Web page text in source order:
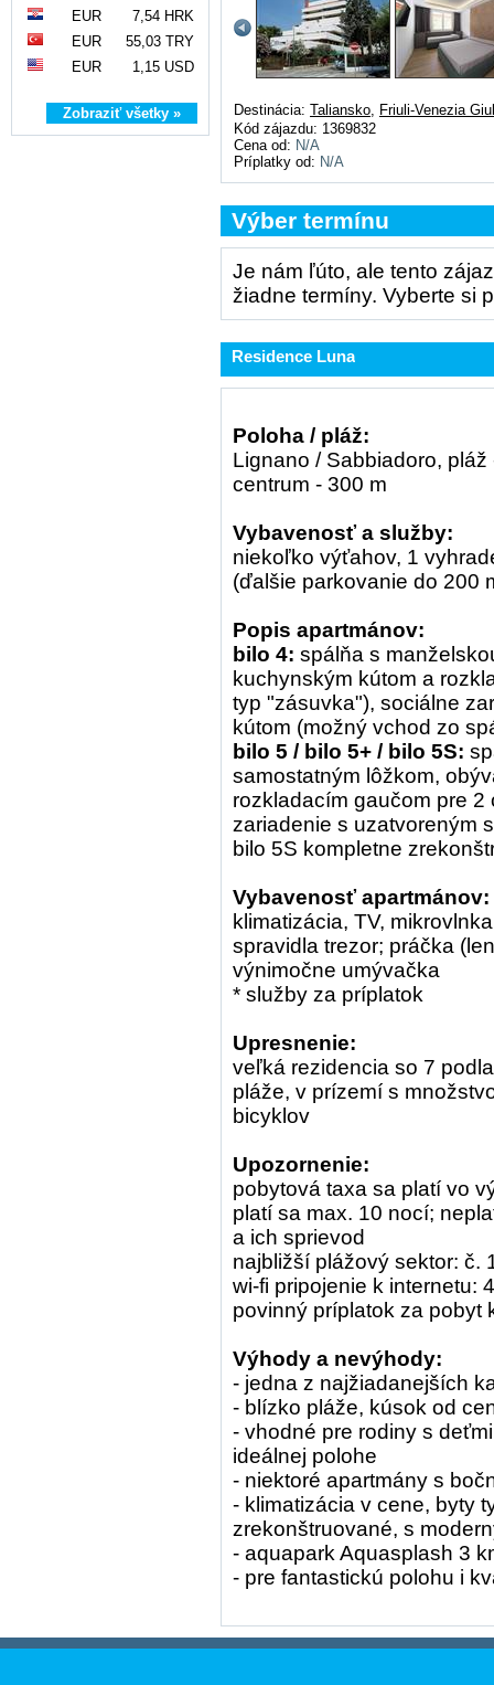
EUR
7,54 HRK
EUR
55,03 TRY
EUR
1,15 USD
Zobraziť všetky » Destinácia: Taliansko, Friuli-Venezia
Kód zájazdu: 1369832
Cena od: N/A
Príplatky od: N/A
Výber termínu
Je nám ľúto, ale tento
žiadne termíny. Vyberte si
Residence Luna
Poloha / pláž:
Lignano / Sabbiadoro, pláž
centrum - 300 m
Vybavenosť a služby:
niekoľko výťahov, 1
(ďalšie parkovanie do 200
Popis apartmánov:
bilo 4: spálňa s
kuchynským kútom a
typ "zásuvka"), sociálne
kútom (možný vchod zo
bilo 5 / bilo 5+ / bilo 5S:
samostatným lôžkom,
rozkladacím gaučom pre
zariadenie s uzatvoreným
bilo 5S kompletne
Vybavenosť apartmánov:
klimatizácia, TV,
spravidla trezor; práčka
výnimočne umývačka
* služby za príplatok
Upresnenie:
veľká rezidencia so 7
pláže, v prízemí s
bicyklov
Upozornenie:
pobytová taxa sa platí vo
platí sa max. 10 nocí;
a ich sprievod
najbližší plážový sektor: č.
wi-fi pripojenie k internetu:
povinný príplatok za pobyt
Výhody a nevýhody:
- jedna z najžiadanejších
- blízko pláže, kúsok od
- vhodné pre rodiny s
ideálnej polohe
- niektoré apartmány s
- klimatizácia v cene, byty
zrekonštruované, s
- aquapark Aquasplash 3
- pre fantastickú polohu i